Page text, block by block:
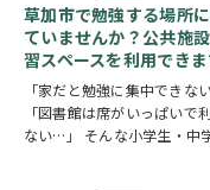
草加市で勉強する場所
ていませんか？公共施
習スペースを利用できま
「家だと勉強に集中できな
「図書館は席がいっぱいで
ない…」 そんな小学生・中